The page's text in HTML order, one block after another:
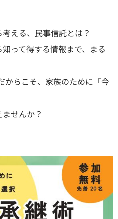
える、民事信託とは？
って得する情報まで、まる
からこそ、家族のために「今
せんか？